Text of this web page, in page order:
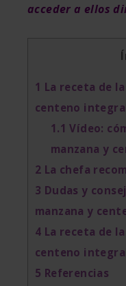
acceder a ellos
1 La receta de
centeno
1.1 Vídeo:
manzana y
2 La chefa
3 Dudas y
manzana y
4 La receta de
centeno
5 Referencias